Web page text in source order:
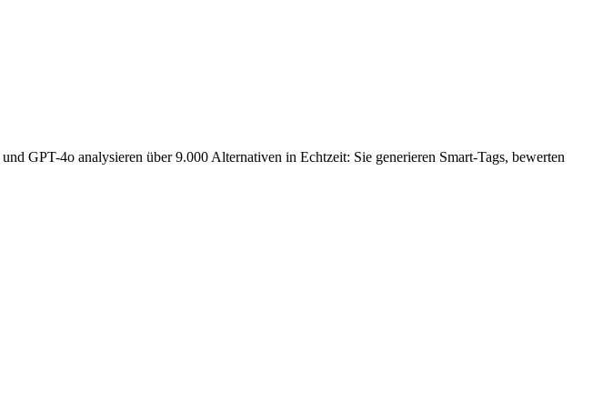
GPT-4o analysieren über 9.000 Alternativen in Echtzeit: Sie generieren Smart-Tags, bewerten